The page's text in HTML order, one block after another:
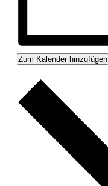
Zum Kalender hinzufügen